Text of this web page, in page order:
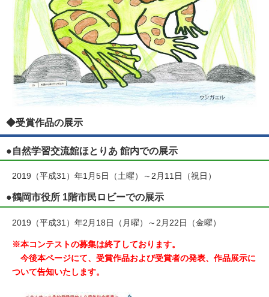
◆受賞作品の展示
●自然学習交流館ほとりあ 館内での展示
2019（平成31）年1月5日（土曜）～2月11日（祝日）
●鶴岡市役所 1階市民ロビーでの展示
2019（平成31）年2月18日（月曜）～2月22日（金曜）
※本コンテストの募集は終了しております。
今後本ページにて、受賞作品および受賞者の発表、作品展示に
ついて告知いたします。